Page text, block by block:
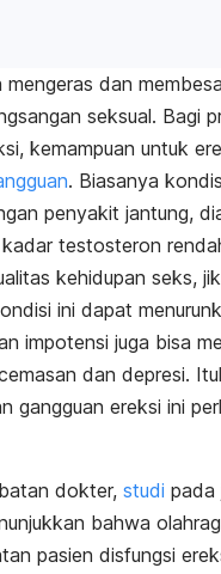
mengeras dan
seksual. Bagi
kemampuan untuk
. Biasanya
penyakit jantung,
testosteron
kehidupan seks,
ini dapat
impotensi juga bisa
dan depresi.
gangguan ereksi ini
dokter, studi pada
bahwa
pasien disfungsi